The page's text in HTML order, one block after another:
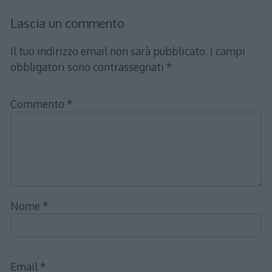
Lascia un commento
Il tuo indirizzo email non sarà pubblicato. I campi
obbligatori sono contrassegnati *
Commento *
Nome *
Email *